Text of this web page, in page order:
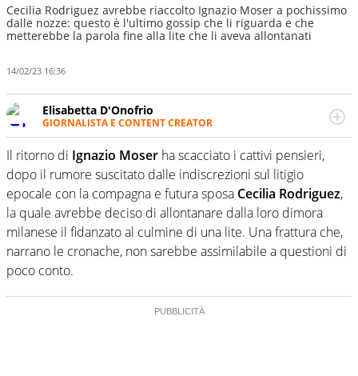
Cecilia Rodriguez avrebbe riaccolto Ignazio Moser a pochissimo
dalle nozze: questo è l'ultimo gossip che li riguarda e che
metterebbe la parola fine alla lite che li aveva allontanati
14/02/23 16:36
Elisabetta D'Onofrio
GIORNALISTA E CONTENT CREATOR
Giornalista professionista dal 2007, scrive per curiosità
personale e necessità: soprattutto di calcio, di sport e dei
suoi protagonisti, concedendosi innocenti evasioni
nell'ambito della creazione di format. Un tempo ala
destra, oggi si sente a suo agio nel ruolo di libero. Cura
una classifica riservata dei migliori 5 calciatori di sempre.
Il ritorno di Ignazio Moser ha scacciato i cattivi pensieri,
dopo il rumore suscitato dalle indiscrezioni sul litigio
epocale con la compagna e futura sposa Cecilia Rodriguez,
la quale avrebbe deciso di allontanare dalla loro dimora
milanese il fidanzato al culmine di una lite. Una frattura che,
narrano le cronache, non sarebbe assimilabile a questioni di
poco conto.